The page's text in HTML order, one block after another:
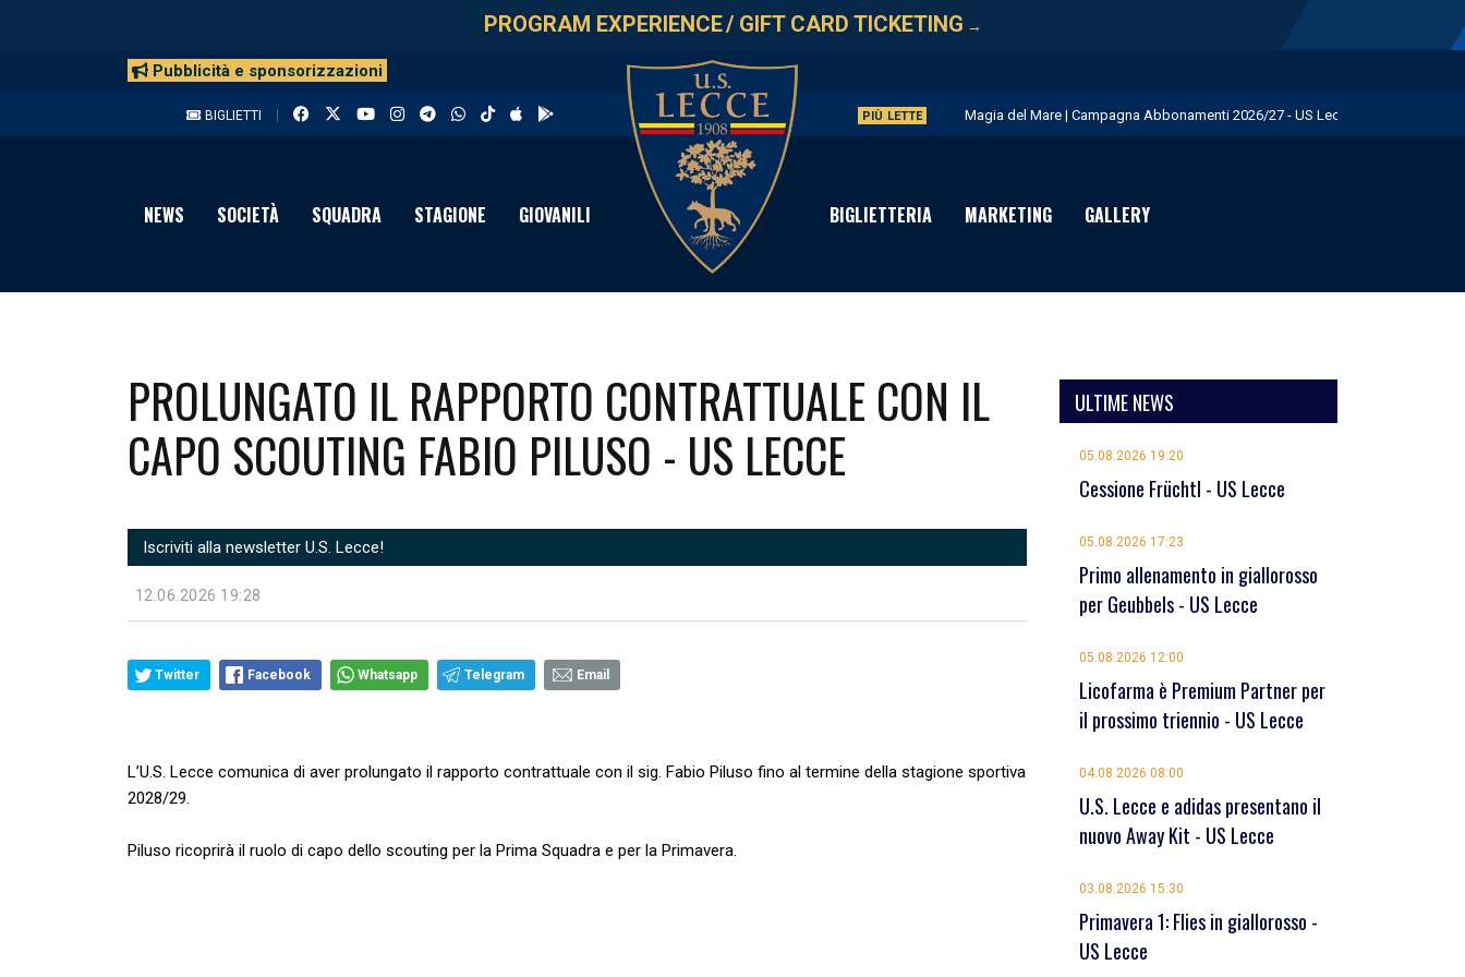
PROGRAM EXPERIENCE/ GIFT CARD TICKETING →
Pubblicità e sponsorizzazioni
BIGLIETTI PIÙ LETTE Magia del Mare | Campagna Abbonamenti 2026/27 - US Lecce
Visita istituzionale al Via del Mare - US Lecce
Cessione Burnete - US Lecce
NEWS SOCIETÀ SQUADRA STAGIONE GIOVANILI BIGLIETTERIA MARKETING GALLERY
PROLUNGATO IL RAPPORTO CONTRATTUALE CON IL
CAPO SCOUTING FABIO PILUSO - US LECCE
Iscriviti alla newsletter U.S. Lecce!
12.06.2026 19:28
Twitter Facebook Whatsapp Telegram Email
L’U.S. Lecce comunica di aver prolungato il rapporto contrattuale con il sig. Fabio Piluso fino al termine della stagione sportiva
2028/29.
Piluso ricoprirà il ruolo di capo dello scouting per la Prima Squadra e per la Primavera.
ULTIME NEWS
05.08.2026 19:20
Cessione Früchtl - US Lecce
05.08.2026 17:23
Primo allenamento in giallorosso
per Geubbels - US Lecce
05.08.2026 12:00
Licofarma è Premium Partner per
il prossimo triennio - US Lecce
04.08.2026 08:00
U.S. Lecce e adidas presentano il
nuovo Away Kit - US Lecce
03.08.2026 15:30
Primavera 1: Flies in giallorosso -
US Lecce